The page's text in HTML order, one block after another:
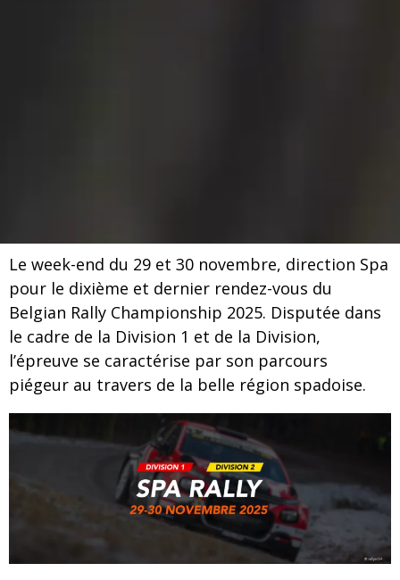
Le week-end du 29 et 30 novembre, direction Spa
pour le dixième et dernier rendez-vous du
Belgian Rally Championship 2025. Disputée dans
le cadre de la Division 1 et de la Division,
l’épreuve se caractérise par son parcours
piégeur au travers de la belle région spadoise.